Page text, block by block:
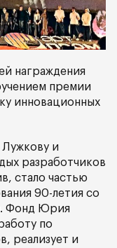
награждения
премии
инновационных
и
разработчиков
стало частью
90-летия со
Фонд Юрия
по
реализует и